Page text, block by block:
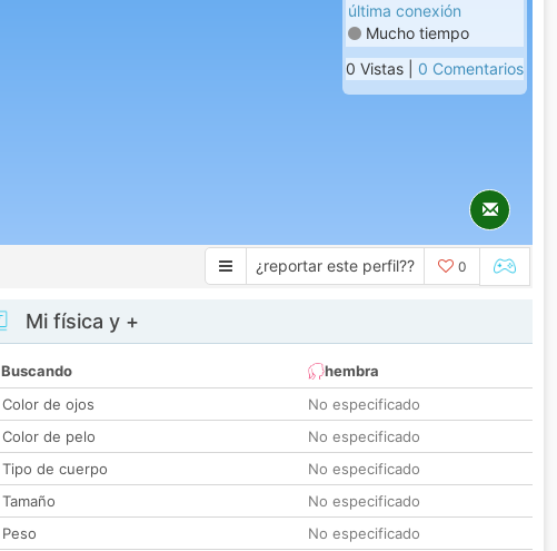
última conexión
Mucho tiempo
0 Vistas | 0 Comentarios
¿reportar este perfil?? 0
Mi física y +
Buscando
hembra
Color de ojos
No especificado
Color de pelo
No especificado
Tipo de cuerpo
No especificado
Tamaño
No especificado
Peso
No especificado